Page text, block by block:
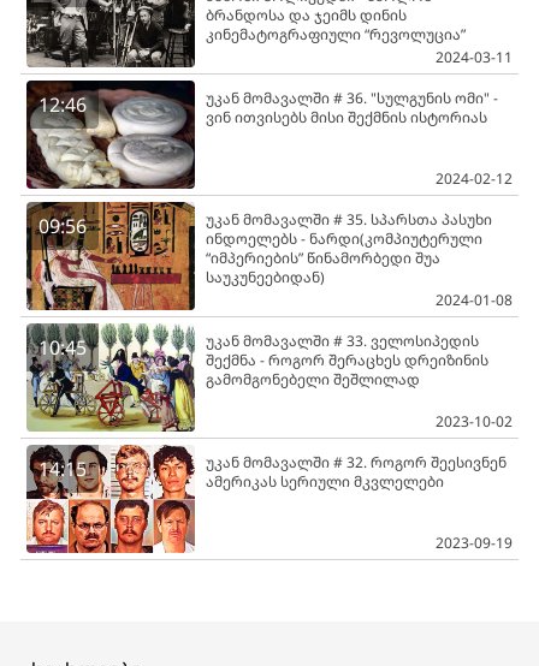
ბრანდოსა და ჯეიმს დინის
კინემატოგრაფიული “რევოლუცია”
2024-03-11
12:46
უკან მომავალში # 36. "სულგუნის ომი" -
ვინ ითვისებს მისი შექმნის ისტორიას
2024-02-12
09:56
უკან მომავალში # 35. სპარსთა პასუხი
ინდოელებს - ნარდი(კომპიუტერული
“იმპერიების” წინამორბედი შუა
საუკუნეებიდან)
2024-01-08
10:45
უკან მომავალში # 33. ველოსიპედის
შექმნა - როგორ შერაცხეს დრეიზინის
გამომგონებელი შეშლილად
2023-10-02
14:15
უკან მომავალში # 32. როგორ შეესივნენ
ამერიკას სერიული მკვლელები
2023-09-19